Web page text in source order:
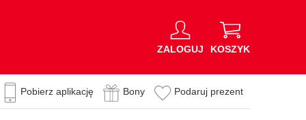
ZALOGUJ KOSZYK
Pobierz aplikację Bony Podaruj prezent